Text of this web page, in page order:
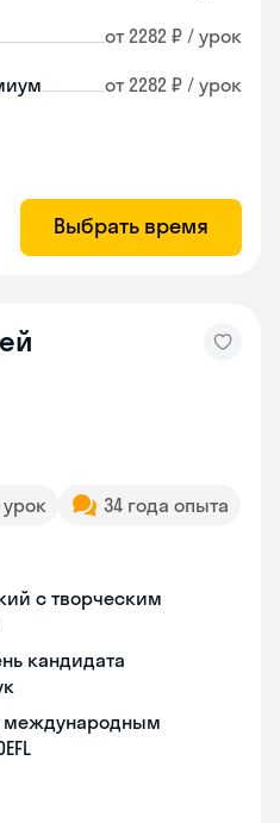
от 2282 ₽ / урок
от 2282 ₽ / урок
Выбрать время
урок
34 года опыта
с творческим
кандидата
международным